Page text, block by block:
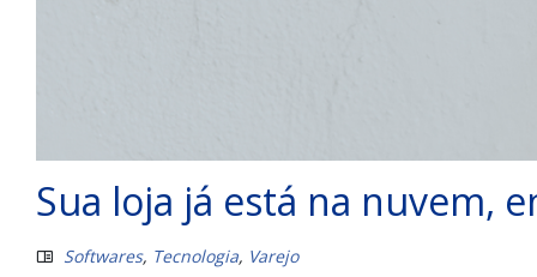
Sua loja já está na nuvem,
Softwares, Tecnologia, Varejo